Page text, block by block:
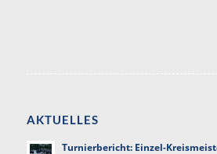
AKTUELLES
Turnierbericht: Einzel-